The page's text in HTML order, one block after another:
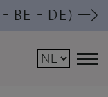
BE – DE) —>